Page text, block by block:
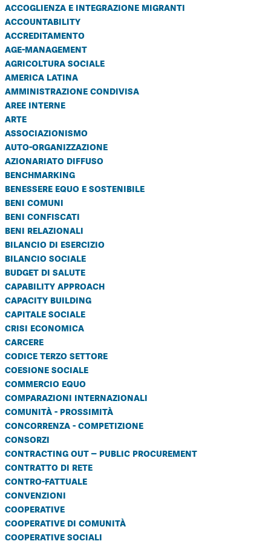
accoglienza e integrazione migranti
accountability
accreditamento
age-management
agricoltura sociale
america latina
amministrazione condivisa
aree interne
arte
associazionismo
auto-organizzazione
azionariato diffuso
benchmarking
benessere equo e sostenibile
beni comuni
beni confiscati
beni relazionali
bilancio di esercizio
bilancio sociale
budget di salute
capability approach
capacity building
capitale sociale
crisi economica
carcere
codice terzo settore
coesione sociale
commercio equo
comparazioni internazionali
comunità - prossimità
concorrenza - competizione
consorzi
contracting out – public procurement
contratto di rete
contro-fattuale
convenzioni
cooperative
cooperative di comunità
cooperative sociali